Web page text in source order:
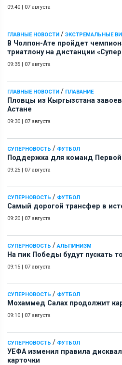
09:40 | 07 августа
ГЛАВНЫЕ НОВОСТИ / ЭКСТРЕМАЛЬНЫЕ
В Чолпон-Ате пройдет
триатлону на дистанции
09:35 | 07 августа
ГЛАВНЫЕ НОВОСТИ / ПЛАВАНИЕ
Пловцы из Кыргызстана
Астане
09:30 | 07 августа
СУПЕРНОВОСТЬ / ФУТБОЛ
Поддержка для команд
09:25 | 07 августа
СУПЕРНОВОСТЬ / ФУТБОЛ
Самый дорогой трансфер в
09:20 | 07 августа
СУПЕРНОВОСТЬ / АЛЬПИНИЗМ
На пик Победы будут пускать
09:15 | 07 августа
СУПЕРНОВОСТЬ / ФУТБОЛ
Мохаммед Салах продолжит
09:10 | 07 августа
СУПЕРНОВОСТЬ / ФУТБОЛ
УЕФА изменил правила
карточки